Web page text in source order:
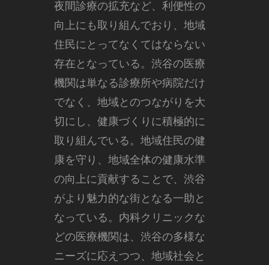
夜間診療の拡充など、利便性の
向上にも取り組んでおり、地域
住民にとってなくてはならない
存在となっている。渋谷の医療
機関は単なる診療所や病院だけ
でなく、地域とのつながりを大
切にし、健康づくりに積極的に
取り組んでいる。地域住民の健
康を守り、地域全体の健康水準
の向上に貢献することで、渋谷
がより魅力的な街となる一助と
なっている。内科クリニックな
どの医療機関は、渋谷の多様な
ニーズに応えつつ、地域社会と